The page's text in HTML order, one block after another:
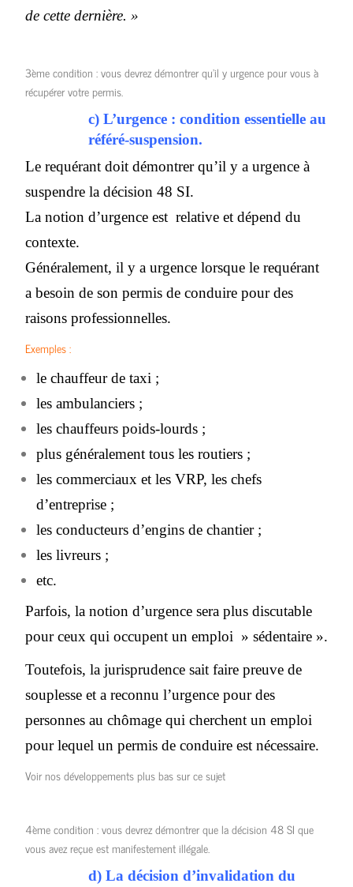
de cette dernière. »
3ème condition : vous devrez démontrer qu’il y urgence pour vous à
récupérer votre permis.
c) L’urgence : condition essentielle au
référé-suspension.
Le requérant doit démontrer qu’il y a urgence à
suspendre la décision 48 SI.
La notion d’urgence est relative et dépend du
contexte.
Généralement, il y a urgence lorsque le requérant
a besoin de son permis de conduire pour des
raisons professionnelles.
Exemples :
le chauffeur de taxi ;
les ambulanciers ;
les chauffeurs poids-lourds ;
plus généralement tous les routiers ;
les commerciaux et les VRP, les chefs
d’entreprise ;
les conducteurs d’engins de chantier ;
les livreurs ;
etc.
Parfois, la notion d’urgence sera plus discutable
pour ceux qui occupent un emploi » sédentaire ».
Toutefois, la jurisprudence sait faire preuve de
souplesse et a reconnu l’urgence pour des
personnes au chômage qui cherchent un emploi
pour lequel un permis de conduire est nécessaire.
Voir nos développements plus bas sur ce sujet
4ème condition : vous devrez démontrer que la décision 48 SI que
vous avez reçue est manifestement illégale.
d) La décision d’invalidation du